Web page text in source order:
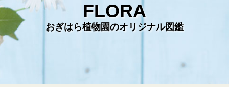
おぎはら植物図鑑
会社概要
FLORA
おぎはら植物園のオリジナル図鑑